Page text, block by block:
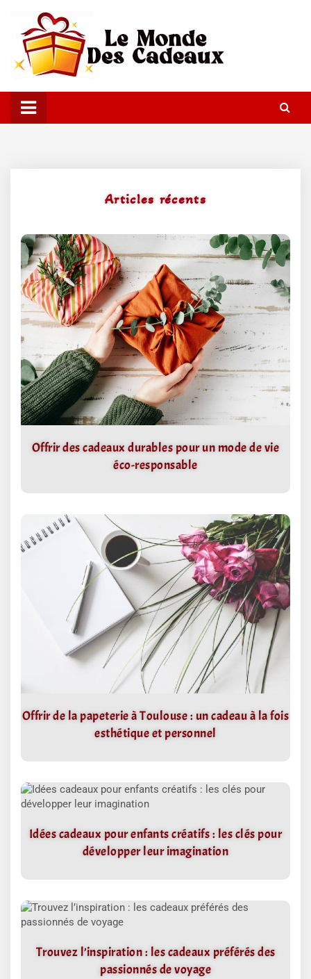
Le Monde Des Cadeaux
Articles récents
Offrir des cadeaux durables pour un mode de vie
éco-responsable
Offrir de la papeterie à Toulouse : un cadeau à la fois
esthétique et personnel
Idées cadeaux pour enfants créatifs : les clés pour
développer leur imagination
Trouvez l’inspiration : les cadeaux préférés des
passionnés de voyage